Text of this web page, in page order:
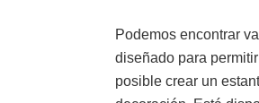
Podemos encontrar
diseñado para
posible crear un